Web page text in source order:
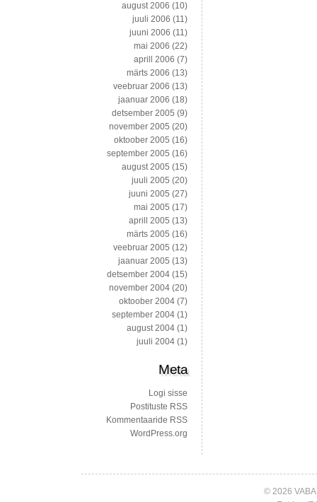
august 2006 (10)
juuli 2006 (11)
juuni 2006 (11)
mai 2006 (22)
aprill 2006 (7)
märts 2006 (13)
veebruar 2006 (13)
jaanuar 2006 (18)
detsember 2005 (9)
november 2005 (20)
oktoober 2005 (16)
september 2005 (16)
august 2005 (15)
juuli 2005 (20)
juuni 2005 (27)
mai 2005 (17)
aprill 2005 (13)
märts 2005 (16)
veebruar 2005 (12)
jaanuar 2005 (13)
detsember 2004 (15)
november 2004 (20)
oktoober 2004 (7)
september 2004 (1)
august 2004 (1)
juuli 2004 (1)
Meta
Logi sisse
Postituste RSS
Kommentaaride RSS
WordPress.org
© 2026